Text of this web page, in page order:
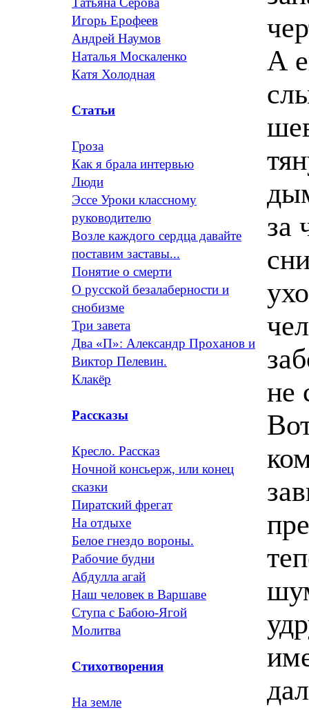
Игорь Ерофеев
Андрей Наумов
Наталья Москаленко
Катя Холодная
Статьи
Гроза
Как я брала интервью
Люди
Эссе Уроки классному
руководителю
Возле каждого сердца давайте
поставим заставы...
Понятие о смерти
О русской безалаберности и
снобизме
Три завета
Два «П»: Александр Проханов и
Виктор Пелевин.
Клакёр
Рассказы
Кресло. Рассказ
Ночной консьерж, или конец
сказки
Пиратский фрегат
На отдыхе
Белое гнездо вороны.
Рабочие будни
Абдулла агай
Наш человек в Варшаве
Ступа с Бабою-Ягой
Молитва
Стихотворения
На земле
А
за
не